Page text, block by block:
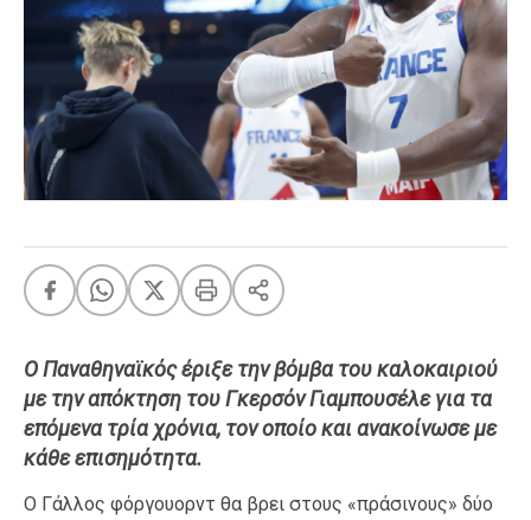
Retro Summer
OMG
A-List LGBTQI+
Xmas
LIFE
Food
Body+Mind
Ταξίδια
Style
Σπίτι
Family
Σχέσεις
Ο Παναθηναϊκός έριξε την βόμβα του καλοκαιριού
με την απόκτηση του Γκερσόν Γιαμπουσέλε για τα
επόμενα τρία χρόνια, τον οποίο και ανακοίνωσε με
κάθε επισημότητα.
Ο Γάλλος φόργουορντ θα βρει στους «πράσινους» δύο